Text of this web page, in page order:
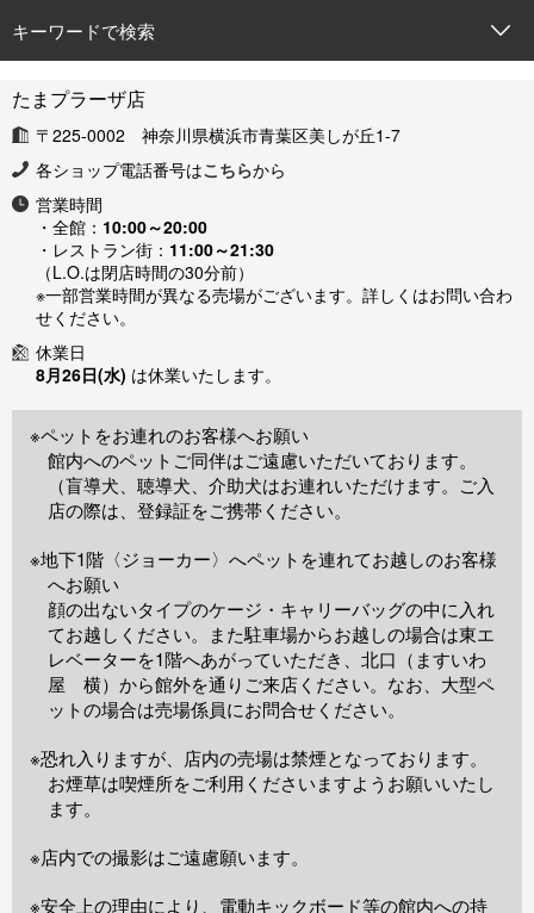
キーワードで検索
たまプラーザ店
〒225-0002 神奈川県横浜市青葉区美しが丘1-7
各ショップ電話番号はこちらから
営業時間
・全館： 10:00～20:00
・レストラン街： 11:00～21:30
（L.O.は閉店時間の30分前）
※一部営業時間が異なる売場がございます。詳しくはお問い合わ
せください。
休業日
8月26日(水) は休業いたします。
※ペットをお連れのお客様へお願い
館内へのペットご同伴はご遠慮いただいております。
（盲導犬、聴導犬、介助犬はお連れいただけます。ご入
店の際は、登録証をご携帯ください。
※地下1階〈ジョーカー〉へペットを連れてお越しのお客様
へお願い
顔の出ないタイプのケージ・キャリーバッグの中に入れ
てお越しください。また駐車場からお越しの場合は東エ
レベーターを1階へあがっていただき、北口（ますいわ
屋 横）から館外を通りご来店ください。なお、大型ペ
ットの場合は売場係員にお問合せください。
※恐れ入りますが、店内の売場は禁煙となっております。
お煙草は喫煙所をご利用くださいますようお願いいたし
ます。
※店内での撮影はご遠慮願います。
※安全上の理由により、電動キックボード等の館内への持